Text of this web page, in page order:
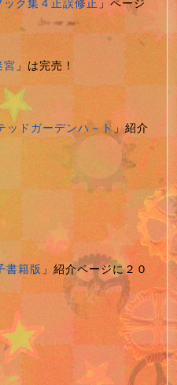
ク集４正誤修正」ページ
宮」は完売！
ッドガーデンハ－ト」紹介
書籍版」紹介ページに２０